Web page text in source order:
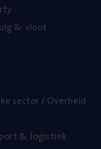
& vloot
sec­tor / Overheid
& logistiek